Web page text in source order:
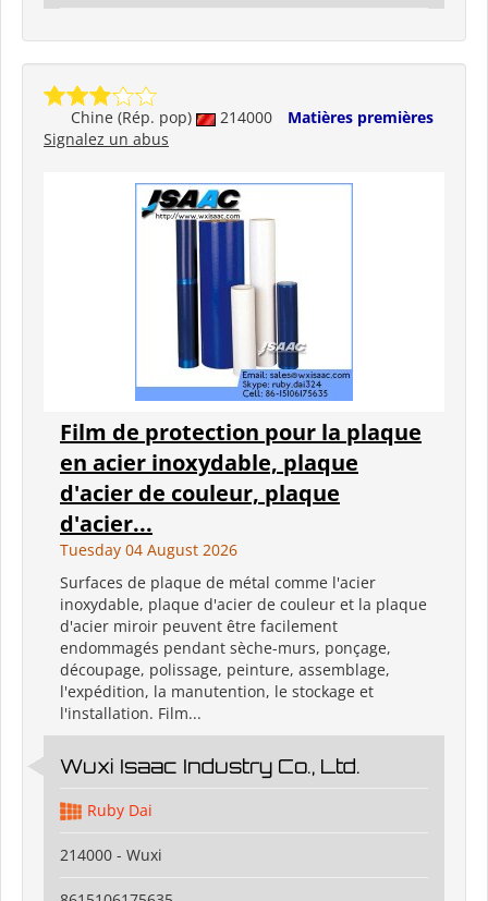
Chine (Rép. pop) 214000
Matières premières
Signalez un abus
Film de protection pour la plaque
en acier inoxydable, plaque
d'acier de couleur, plaque
d'acier...
Tuesday 04 August 2026
Surfaces de plaque de métal comme l'acier
inoxydable, plaque d'acier de couleur et la plaque
d'acier miroir peuvent être facilement
endommagés pendant sèche-murs, ponçage,
découpage, polissage, peinture, assemblage,
l'expédition, la manutention, le stockage et
l'installation. Film...
Wuxi Isaac Industry Co., Ltd.
Ruby Dai
214000 - Wuxi